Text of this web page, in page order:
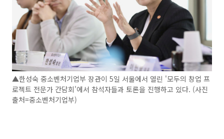
▲한성숙 중소벤처기업부 장관이 5일 서울에서 열린 '모두의 창업 프
로젝트 전문가 간담회'에서 참석자들과 토론을 진행하고 있다. (사진
출처=중소벤처기업부)